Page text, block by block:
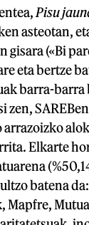
Pisu
asteotan,
gisara («Bi
eta bertze
barra-barra
zen,
arrazoizko
Elkarte
batena
Mapfre,